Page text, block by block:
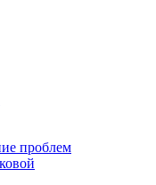
проблем